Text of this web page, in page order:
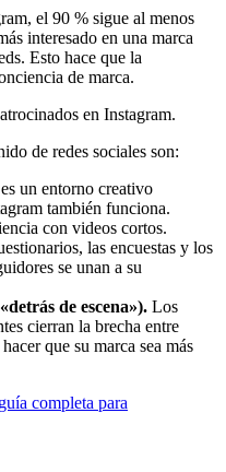
el 90 % sigue al menos
interesado en una marca
Esto hace que la
de marca.
en Instagram.
de redes sociales son:
un entorno creativo
también funciona.
con videos cortos.
las encuestas y los
se unan a su
de escena»). Los
cierran la brecha entre
que su marca sea más
completa para